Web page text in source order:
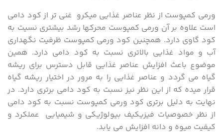
ورمی کمپوست از نظر عناصر غذایی میکرو غنی تر از کود دامی
است علاوه بر آن ورمی کمپوست محرکها رشد بیشتری نسیت به
کود گاوی دارد. همچنین کود ورمی کمپوست ظرفیت نگهداری
آب و مواد غذایی بالاتری نسبت به کود دامی دارد. همین
موضوع باعث افزایش عناصر غذایی قابل دسترس برای ریشه
گیاه می گردد و عناصر غذایی را به مرور در اختیار ریشه گیاه
قرار میده که از این نظر نیز نسبت به کود دامی برتری دارد. در
نهایت به دلیل برتری کود ورمی کمپوست نسبت به کود دامی
از نظر خصوصیات فیزیکیف بیولوژیکی و شیمیایی عملکرد و
کیفیت میوه و دانه افزایش می یابد.